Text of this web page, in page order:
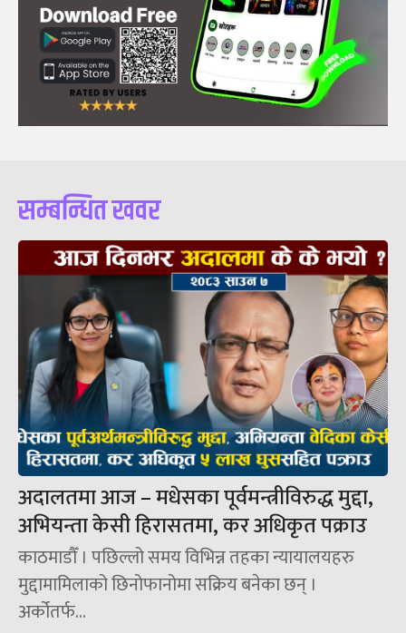
सम्बन्धित खवर
अदालतमा आज – मधेसका पूर्वमन्त्रीविरुद्ध मुद्दा,
अभियन्ता केसी हिरासतमा, कर अधिकृत पक्राउ
काठमाडौँ । पछिल्लो समय विभिन्न तहका न्यायालयहरु
मुद्दामामिलाको छिनोफानोमा सक्रिय बनेका छन् ।
अर्कोतर्फ...